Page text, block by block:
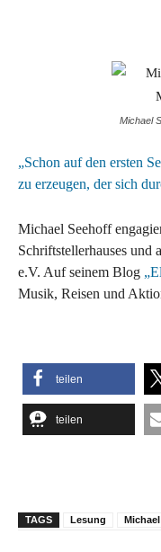
Michael
„Schon auf den ersten
zu erzeugen, der sich
Michael Seehoff
Schriftstellerhauses und
e.V. Auf seinem Blog
Musik, Reisen und
teilen
teilen
TAGS Lesung